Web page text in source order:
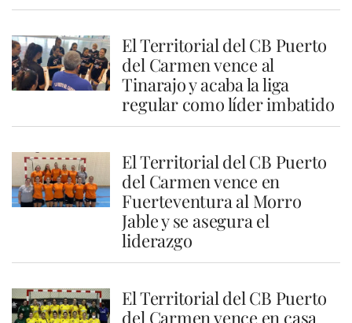
El Territorial del CB Puerto
del Carmen vence al
Tinarajo y acaba la liga
regular como líder imbatido
El Territorial del CB Puerto
del Carmen vence en
Fuerteventura al Morro
Jable y se asegura el
liderazgo
El Territorial del CB Puerto
del Carmen vence en casa